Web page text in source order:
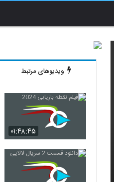
ویدیوهای مرتبط
۰۱:۴۸:۴۵